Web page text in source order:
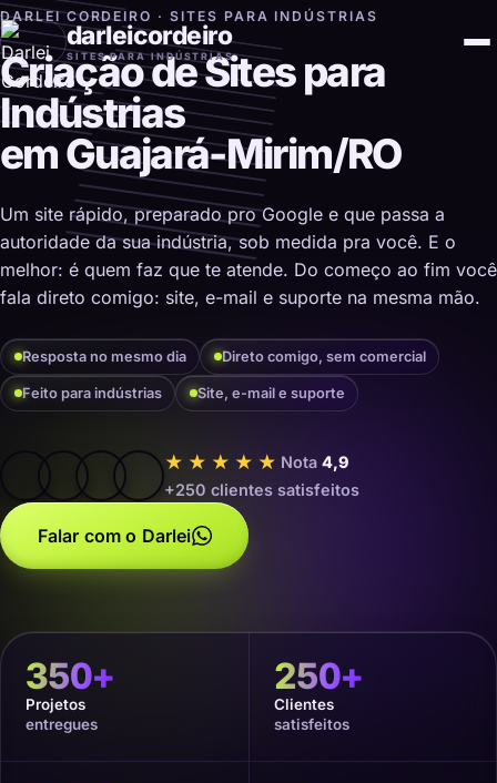
darleicordeiro
SITES PARA INDÚSTRIAS
DARLEI CORDEIRO · SITES PARA INDÚSTRIAS
Criação de Sites para
Indústrias
em Guajará-Mirim/RO
Um site rápido, preparado pro Google e que passa a
autoridade da sua indústria, sob medida pra você. E o
melhor: é quem faz que te atende. Do começo ao fim você
fala direto comigo: site, e-mail e suporte na mesma mão.
Resposta no mesmo dia Direto comigo, sem comercial
Feito para indústrias Site, e-mail e suporte
★★★★★ Nota 4,9
+250 clientes satisfeitos
Falar com o Darlei
350+
Projetos
entregues
250+
Clientes
satisfeitos